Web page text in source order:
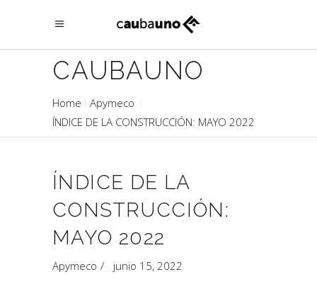
CAUBAUNO
Home
Apymeco
ÍNDICE DE LA CONSTRUCCIÓN: MAYO 2022
ÍNDICE DE LA
CONSTRUCCIÓN:
MAYO 2022
Apymeco junio 15, 2022